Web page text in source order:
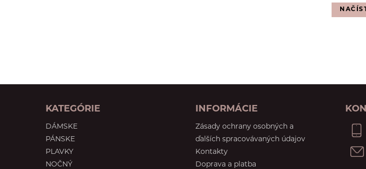
KATEGÓRIE
DÁMSKE
PÁNSKE
PLAVKY
NOČNÝ
INFORMÁCIE
Zásady ochrany osobných a
ďalších spracovávaných údajov
Kontakty
Doprava a platba